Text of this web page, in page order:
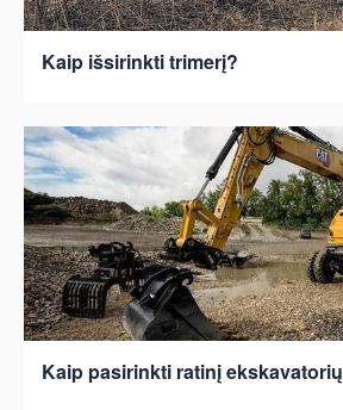
Kaip išsirinkti trimerį?
Kaip pasirinkti ratinį ekskavatorių